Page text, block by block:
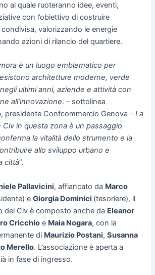
al quale ruoteranno idee, eventi,
con l’obiettivo di costruire
condivisa, valorizzando le energie
azioni di rilancio del quartiere.
è un luogo emblematico per
architetture moderne, verde
ultimi anni, aziende e attività con
all’innovazione. – sottolinea
, presidente Confcommercio Genova –La
in questa zona è un passaggio
la vitalità dello strumento e la
allo sviluppo urbano e
città”.
Pallavicini, affiancato da Marco
eGiorgia Dominici (tesoriere), il
del Civ è composto anche da Eleanor
Cricchio e Maia Nogara, con la
di Maurizio Postani,Susanna
Merello. L’associazione è aperta a
in fase di ingresso.